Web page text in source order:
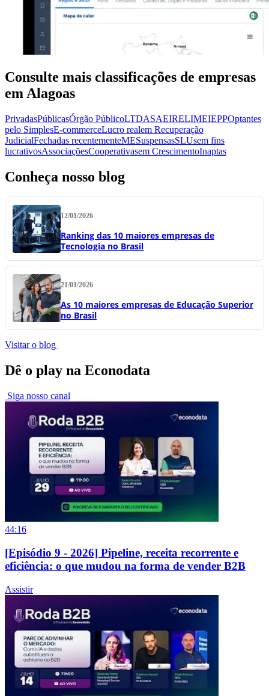
Consulte mais classificações de empresas
em Alagoas
PrivadasPúblicasÓrgão PúblicoLTDASAEIRELIMEIEPPOptantes
pelo SimplesE-commerceLucro realem Recuperação
JudicialFechadas recentementeMESuspensasSLUsem fins
lucrativosAssociaçõesCooperativasem CrescimentoInaptas
Conheça nosso blog
12/01/2026
Ranking das 10 maiores empresas de
Tecnologia no Brasil
21/01/2026
As 10 maiores empresas de Educação Superior
no Brasil
Visitar o blog
Dê o play na Econodata
Siga nosso canal
44:16
[Episódio 9 - 2026] Pipeline, receita recorrente e
eficiência: o que mudou na forma de vender B2B
Assistir